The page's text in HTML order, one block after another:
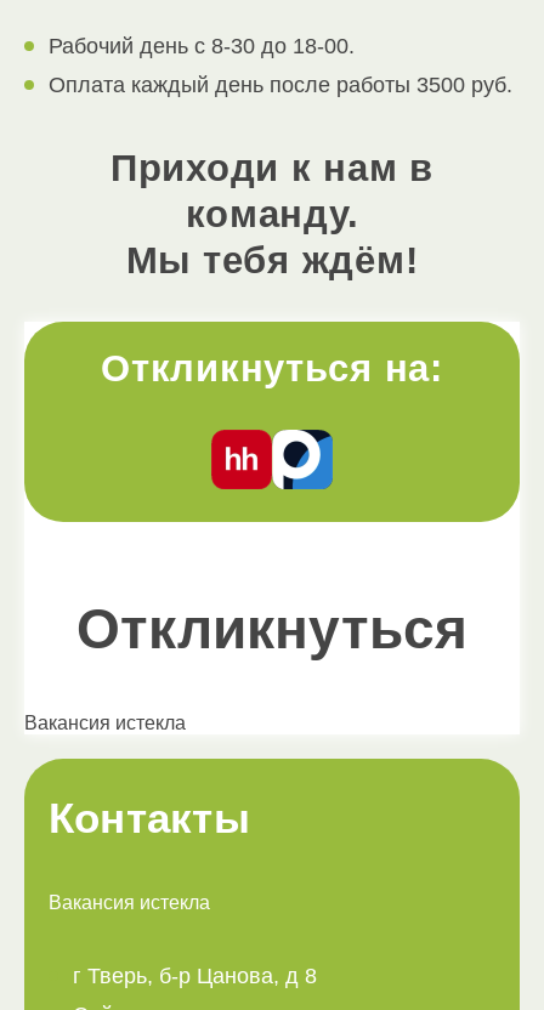
Рабочий день с 8-30 до 18-00.
Оплата каждый день после работы 3500 руб.
Приходи к нам в
команду.
Мы тебя ждём!
Откликнуться на:
Откликнуться
Вакансия истекла
Контакты
Вакансия истекла
г Тверь, б-р Цанова, д 8